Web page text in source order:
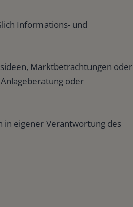
Informations- und
Marktbetrachtungen oder
oder
in eigener Verantwortung des